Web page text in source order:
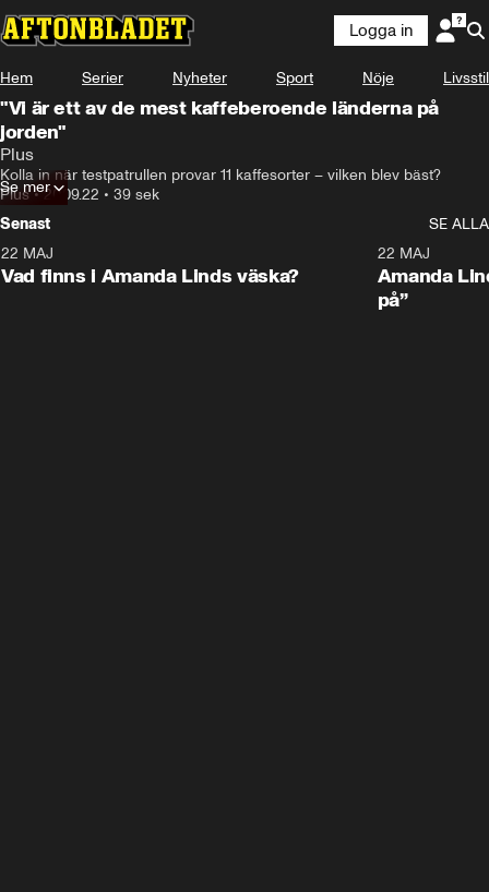
Logga in
Hem Serier Nyheter Sport Nöje Livsstil
"Vi är ett av de mest kaffeberoende länderna på
jorden"
Plus
Kolla in när testpatrullen provar 11 kaffesorter – vilken blev bäst?
Plus•20.09.22 • 39 sek
Se mer
Senast
SE ALLA
Plus
22 MAJ
Vad finns i Amanda Linds väska?
Plus
22 MAJ
Amanda
på”